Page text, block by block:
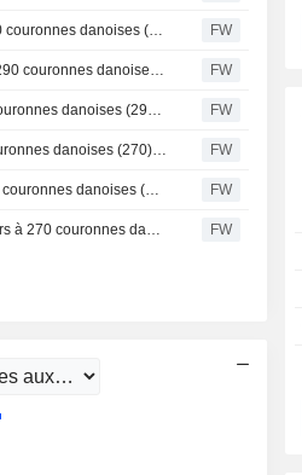
Danske Bank relève son objectif de cours sur ISS à 260 couronnes danoises (250), maintient sa recommandation à 'conserver' - BN FW
Goldman Sachs relève son objectif de cours sur ISS à 290 couronnes danoises (contre 275), maintient sa recommandation à l'achat - BN FW
Berenberg relève son objectif de cours sur ISS à 305 couronnes danoises (290), maintient son conseil à l'achat FW
DNB Carnegie relève l'objectif de cours d'ISS à 280 couronnes danoises (270), maintient son conseil à l'achat FW
BNP Paribas relève son objectif de cours sur ISS à 235 couronnes danoises (225), maintient son opinion Neutre - BN FW
Nordea relève ISS à l'achat (conserver), objectif de cours à 270 couronnes danoises FW